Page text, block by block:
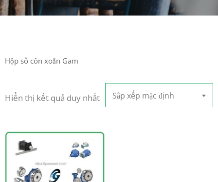
Hộp số côn xoắn Gam
Hiển thị kết quả duy nhất Sắp xếp mặc định